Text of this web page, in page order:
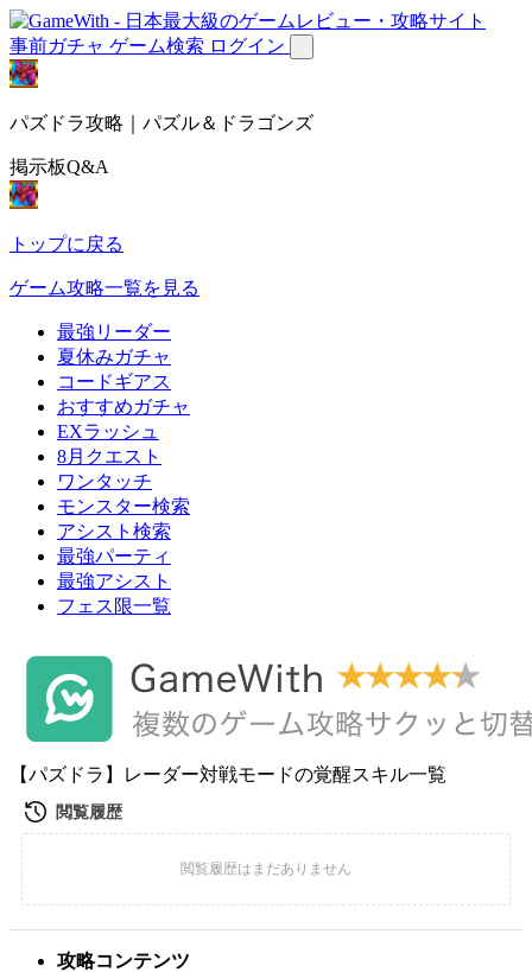
事前ガチャ ゲーム検索 ログイン
パズドラ攻略｜パズル＆ドラゴンズ
掲示板Q&A
トップに戻る
ゲーム攻略一覧を見る
最強リーダー
夏休みガチャ
コードギアス
おすすめガチャ
EXラッシュ
8月クエスト
ワンタッチ
モンスター検索
アシスト検索
最強パーティ
最強アシスト
フェス限一覧
【パズドラ】レーダー対戦モードの覚醒スキル一覧
攻略コンテンツ